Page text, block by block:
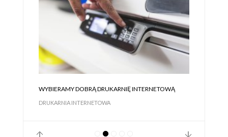
WYBIERAMY DOBRĄ DRUKARNIĘ INTERNETOWĄ
DRUKARNIA INTERNETOWA